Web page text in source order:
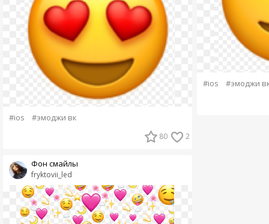
#ios #эмоджи вк
80 2
fryktovii_led
Фон смайлы
#ios #эмоджи